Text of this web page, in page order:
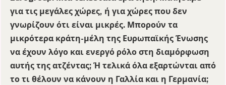
για τις μεγάλες χώρες, ή για χώρες που δεν
γνωρίζουν ότι είναι μικρές. Μπορούν τα
μικρότερα κράτη-μέλη της Ευρωπαϊκής Ένωσης
να έχουν λόγο και ενεργό ρόλο στη διαμόρφωση
αυτής της ατζέντας; Ή τελικά όλα εξαρτώνται από
το τι θέλουν να κάνουν η Γαλλία και η Γερμανία;